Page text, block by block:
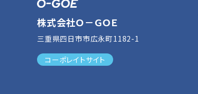
株式会社Ｏ－ＧＯＥ
三重県四日市市広永町1182-1
コーポレイトサイト